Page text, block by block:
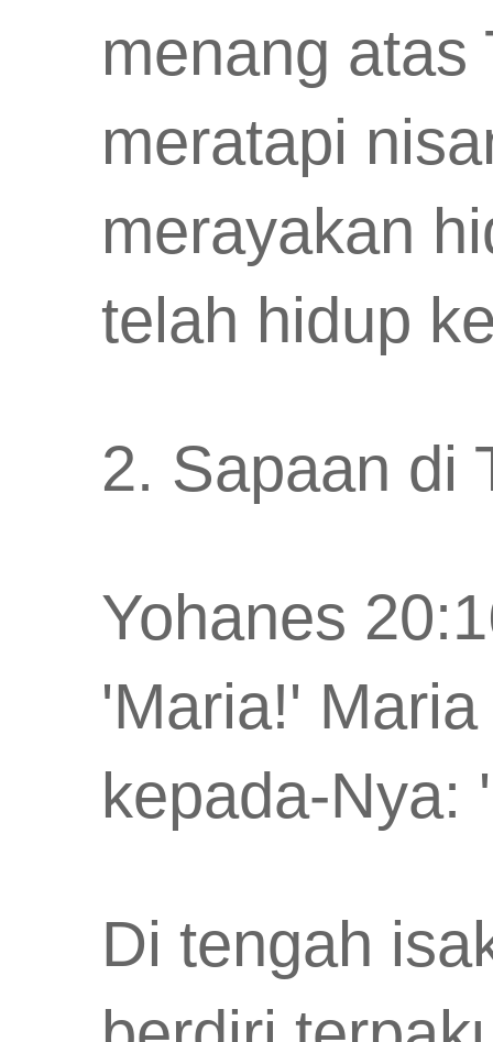
menang atas
meratapi
merayakan
telah hidup
2. Sapaan di
Yohanes
'Maria!'
kepada-Nya:
Di tengah